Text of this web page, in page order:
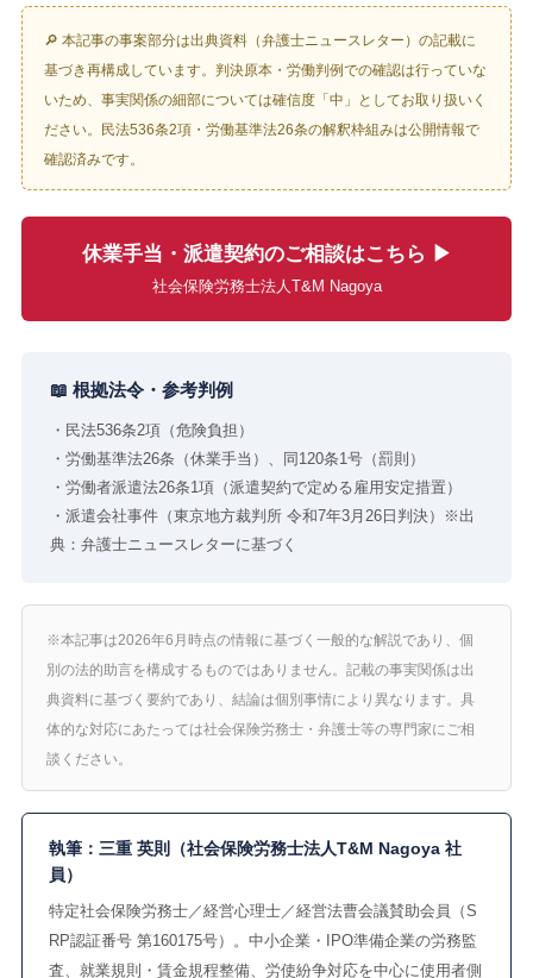
🔎 本記事の事案部分は出典資料（弁護士ニュースレター）の記載に
基づき再構成しています。判決原本・労働判例での確認は行っていな
いため、事実関係の細部については確信度「中」としてお取り扱いく
ださい。民法536条2項・労働基準法26条の解釈枠組みは公開情報で
確認済みです。
休業手当・派遣契約のご相談はこちら ▶
社会保険労務士法人T&M Nagoya
📖 根拠法令・参考判例
・民法536条2項（危険負担）
・労働基準法26条（休業手当）、同120条1号（罰則）
・労働者派遣法26条1項（派遣契約で定める雇用安定措置）
・派遣会社事件（東京地方裁判所 令和7年3月26日判決）※出
典：弁護士ニュースレターに基づく
※本記事は2026年6月時点の情報に基づく一般的な解説であり、個
別の法的助言を構成するものではありません。記載の事実関係は出
典資料に基づく要約であり、結論は個別事情により異なります。具
体的な対応にあたっては社会保険労務士・弁護士等の専門家にご相
談ください。
執筆：三重 英則（社会保険労務士法人T&M Nagoya 社
員）
特定社会保険労務士／経営心理士／経営法曹会議賛助会員（S
RP認証番号 第160175号）。中小企業・IPO準備企業の労務監
査、就業規則・賃金規程整備、労使紛争対応を中心に使用者側